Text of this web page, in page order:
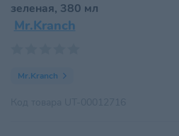
зеленая, 380 мл
Mr.Kranch
Mr.Kranch